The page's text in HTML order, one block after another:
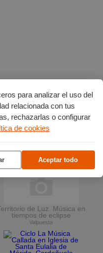
para analizar el uso del
relacionada con tus
rechazarlas o configurar
de cookies
Aceptar todo
Burgos
de Luz. Música en
tiempos de eclipse
Valpuesta